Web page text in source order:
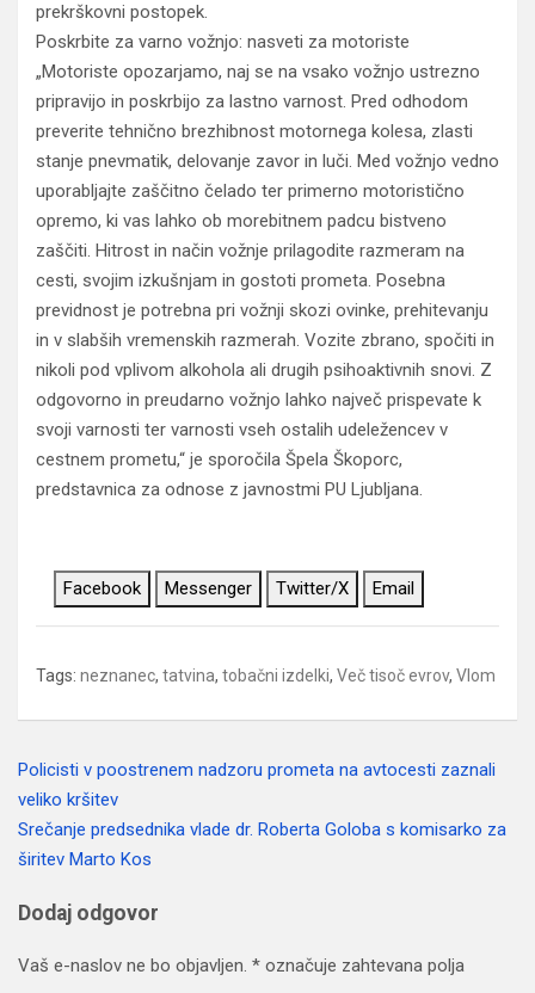
prekrškovni postopek.
Poskrbite za varno vožnjo: nasveti za motoriste
„Motoriste opozarjamo, naj se na vsako vožnjo ustrezno
pripravijo in poskrbijo za lastno varnost. Pred odhodom
preverite tehnično brezhibnost motornega kolesa, zlasti
stanje pnevmatik, delovanje zavor in luči. Med vožnjo vedno
uporabljajte zaščitno čelado ter primerno motoristično
opremo, ki vas lahko ob morebitnem padcu bistveno
zaščiti. Hitrost in način vožnje prilagodite razmeram na
cesti, svojim izkušnjam in gostoti prometa. Posebna
previdnost je potrebna pri vožnji skozi ovinke, prehitevanju
in v slabših vremenskih razmerah. Vozite zbrano, spočiti in
nikoli pod vplivom alkohola ali drugih psihoaktivnih snovi. Z
odgovorno in preudarno vožnjo lahko največ prispevate k
svoji varnosti ter varnosti vseh ostalih udeležencev v
cestnem prometu,“ je sporočila Špela Škoporc,
predstavnica za odnose z javnostmi PU Ljubljana.
Facebook Messenger Twitter/X Email
Tags: neznanec, tatvina, tobačni izdelki, Več tisoč evrov, Vlom
Navigacija
prispevka
Policisti v poostrenem nadzoru prometa na avtocesti zaznali
veliko kršitev
Srečanje predsednika vlade dr. Roberta Goloba s komisarko za
širitev Marto Kos
Dodaj odgovor
Vaš e-naslov ne bo objavljen. * označuje zahtevana polja